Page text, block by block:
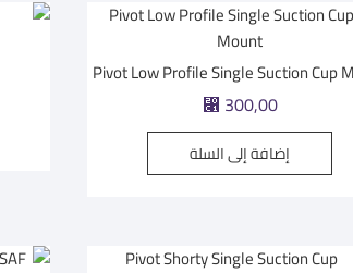
Pivot Low Profile Single Suction Cup
⃁ 300,00
إضافة إلى السلة